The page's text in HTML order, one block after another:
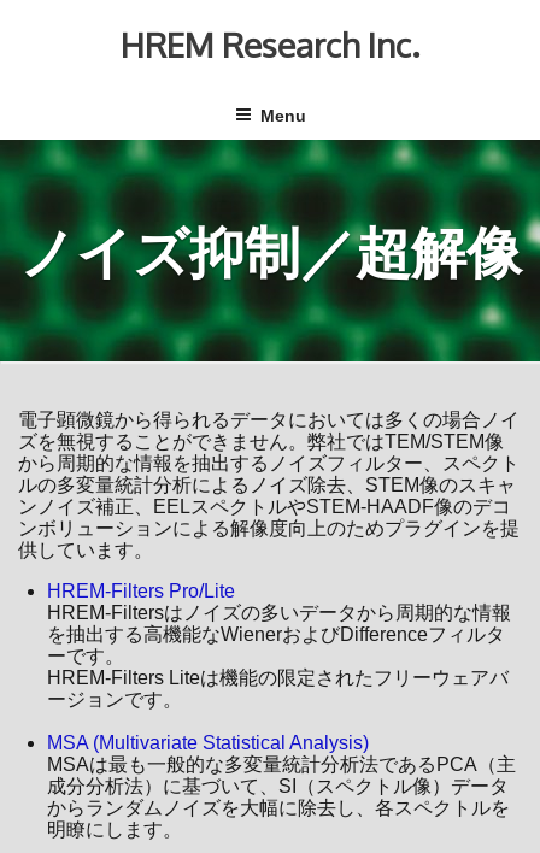
HREM Research Inc.
Menu
ノイズ抑制／超解像
電子顕微鏡から得られるデータにおいては多くの場合ノイ
ズを無視することができません。弊社ではTEM/STEM像
から周期的な情報を抽出するノイズフィルター、スペクト
ルの多変量統計分析によるノイズ除去、STEM像のスキャ
ンノイズ補正、EELスペクトルやSTEM-HAADF像のデコ
ンボリューションによる解像度向上のためプラグインを提
供しています。
HREM-Filters Pro/Lite
HREM-Filtersはノイズの多いデータから周期的な情報
を抽出する高機能なWienerおよびDifferenceフィルタ
ーです。
HREM-Filters Liteは機能の限定されたフリーウェアバ
ージョンです。
MSA (Multivariate Statistical Analysis)
MSAは最も一般的な多変量統計分析法であるPCA（主
成分分析法）に基づいて、SI（スペクトル像）データ
からランダムノイズを大幅に除去し、各スペクトルを
明瞭にします。